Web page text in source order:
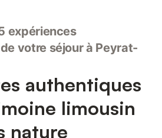
expériences
votre séjour à Peyrat-
authentiques
limousin
nature